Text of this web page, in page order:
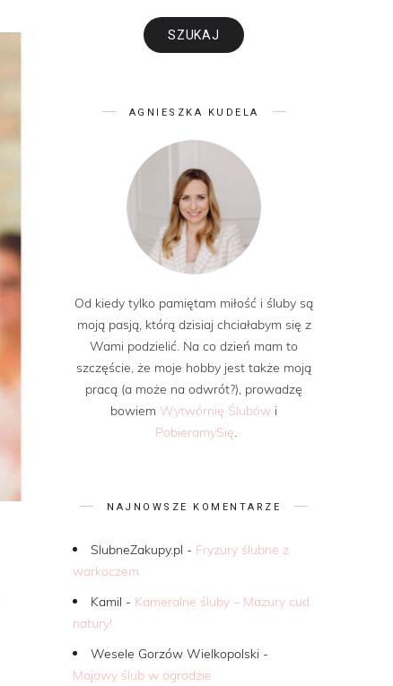
AGNIESZKA KUDELA
Od kiedy tylko pamiętam miłość i śluby są
moją pasją, którą dzisiaj chciałabym się z
Wami podzielić. Na co dzień mam to
szczęście, że moje hobby jest także moją
pracą (a może na odwrót?), prowadzę
bowiem Wytwórnię Ślubów i
PobieramySię
NAJNOWSZE KOMENTARZE
SlubneZakupy.pl - Fryzury ślubne z
warkoczem
Kamil - Kameralne śluby – Mazury cud
natury!
Wesele Gorzów Wielkopolski -
Majowy ślub w ogrodzie